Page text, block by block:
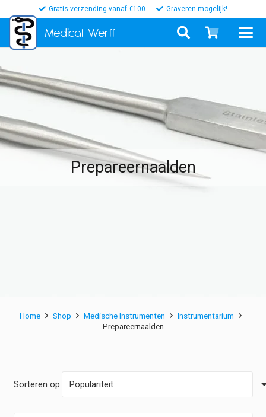
Gratis verzending vanaf €100 Graveren mogelijk!
Medical Werff
Prepareernaalden
Home Shop Medische Instrumenten
Instrumentarium
Prepareernaalden
Sorteren op: